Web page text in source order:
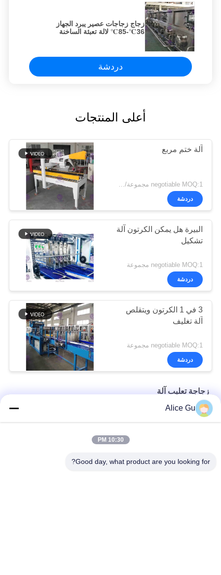
زجاج زجاجات عصير يبرد الجهاز
36℃-85℃ لالة تعبئة الساخنة
دردشة
أعلى المنتجات
آلة ختم مربع
negotiable MOQ:1 مجموعة/pcs
دردشة
البيرة هل يمكن الكرتون آلة
تشكيل
negotiable MOQ:1 مجموعة
دردشة
3 في 1 الكرتون ويتقلص
آلة تغليف
negotiable MOQ:1 مجموعة
دردشة
زجاجة تعليب آلة
سيكتيوناليزد 500ml زجاجة آلة التعبئة معقم للمشروبات غير الغازية
Alice Gu
10:30 PM
Good day, what product are you looking for?